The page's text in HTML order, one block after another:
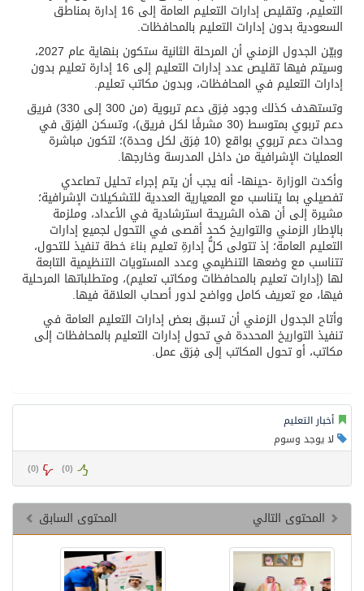
التعليم، وتقليص إدارات التعليم العامة إلى 16 إدارة بمناطق
السعودية بدون إدارات التعليم بالمحافظات.
وبيّن الجدول الزمني أن المرحلة الثانية ستكون بنهاية عام 2027،
وسيتم فيها تقليص عدد إدارات التعليم إلى 16 إدارة تعليم بدون
إدارات التعليم في المحافظات، وبدون مكاتب تعليم.
وتستهدف كذلك وجود فِرَق دعم تربوية (من 300 إلى 330) فريق
دعم تربوي بمتوسط (30 مشرفًا لكل فريق)، وتسكن الفِرَق في
وحدات دعم تربوي بواقع (10 فِرَق لكل وحدة)؛ لتكون مباشرة
العمليات الإشرافية من داخل المدرسة وخارجها.
وأكدت الوزارة -حينها- أنه يجب أن يتم إجراء تحليل تصاعدي
تفصيلي بما يتناسب مع المعيارية العددية للتشكيلات الإشرافية؛
مشيرة إلى أن هذه الشريحة استرشادية في الأعداد، وملزمة
بالإطار الزمني والتواريخ كحد أقصى في التحول لجميع إدارات
التعليم العامة؛ إذ تتولى كلُّ إدارةِ تعليم بناءَ خطة تنفيذ للتحول،
تتناسب مع وضعها التنظيمي وعدد المستويات التنظيمية التابعة
لها (إدارات تعليم بالمحافظات ومكاتب تعليم)، ومتطلباتها المرحلية
فيها، مع تعريف كامل وواضح لدور أصحاب العلاقة فيها.
وأتاح الجدول الزمني أن تسبق بعض إدارات التعليم العامة في
تنفيذ التواريخ المحددة في تحول إدارات التعليم بالمحافظات إلى
مكاتب، أو تحول المكاتب إلى فِرَق عمل.
أخبار التعليم
لا يوجد وسوم
(
0
) (
0
)
المحتوى السابق المحتوى التالي